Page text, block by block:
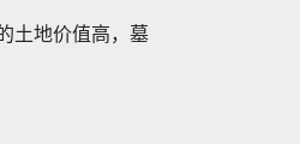
土地价值高，墓